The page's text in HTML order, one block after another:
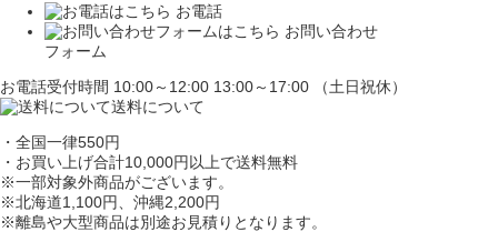
お電話
お問い合わせ
フォーム
お電話受付時間 10:00～12:00 13:00～17:00 （土日祝休）
送料について
・全国一律550円
・お買い上げ合計10,000円 以上で送料無料
※一部対象外商品がございます。
※北海道1,100円
、沖縄2,200円
※離島や大型商品は別途お見積りとなります。